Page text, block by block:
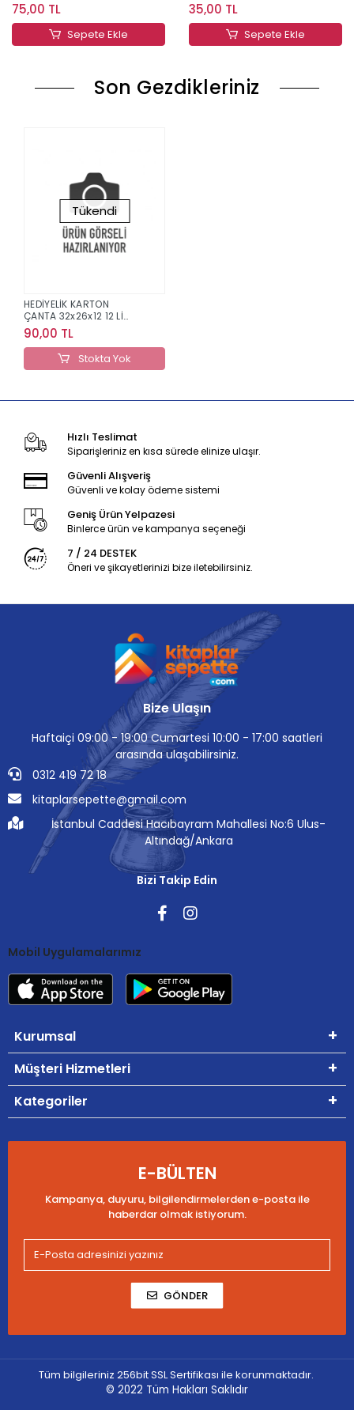
75,00 TL
Sepete Ekle
35,00 TL
Sepete Ekle
Son Gezdikleriniz
Tükendi
HEDİYELİK KARTON
ÇANTA 32x26x12 12 Lİ
PAKET NO:11 ADET
90,00 TL
Stokta Yok
Hızlı Teslimat
Siparişleriniz en kısa sürede elinize ulaşır.
Güvenli Alışveriş
Güvenli ve kolay ödeme sistemi
Geniş Ürün Yelpazesi
Binlerce ürün ve kampanya seçeneği
7 / 24 DESTEK
Öneri ve şikayetlerinizi bize iletebilirsiniz.
Bize Ulaşın
Haftaiçi 09:00 - 19:00 Cumartesi 10:00 - 17:00 saatleri
arasında ulaşabilirsiniz.
0312 419 72 18
kitaplarsepette@gmail.com
İstanbul Caddesi Hacıbayram Mahallesi No:6 Ulus-
Altındağ/Ankara
Bizi Takip Edin
Mobil Uygulamalarımız
Kurumsal
Müşteri Hizmetleri
Kategoriler
E-BÜLTEN
Kampanya, duyuru, bilgilendirmelerden e-posta ile
haberdar olmak istiyorum.
GÖNDER
Tüm bilgileriniz 256bit SSL Sertifikası ile korunmaktadır.
© 2022 Tüm Hakları Saklıdır